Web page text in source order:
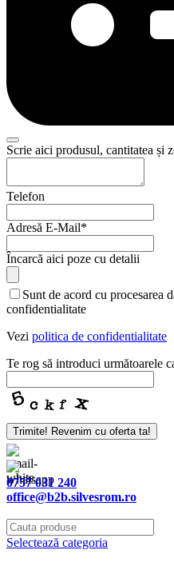
Scrie aici produsul, cantitatea și
Telefon
Adresă E-Mail*
Încarcă aici poze cu detalii
Sunt de acord cu procesarea
confidentialitate
Vezi politica de confidentialitate
Te rog să introduci următoarele
Contact
Email*
Trimite! Revenim cu oferta ta!
0757 031 240
office@b2b.silvesrom.ro
Selectează categoria